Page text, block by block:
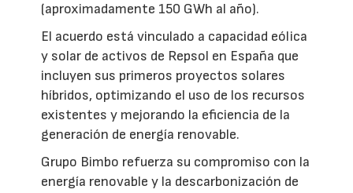
(aproximadamente 150 GWh al año).
El acuerdo está vinculado a capacidad eólica
y solar de activos de Repsol en España que
incluyen sus primeros proyectos solares
híbridos, optimizando el uso de los recursos
existentes y mejorando la eficiencia de la
generación de energía renovable.
Grupo Bimbo refuerza su compromiso con la
energía renovable y la descarbonización de